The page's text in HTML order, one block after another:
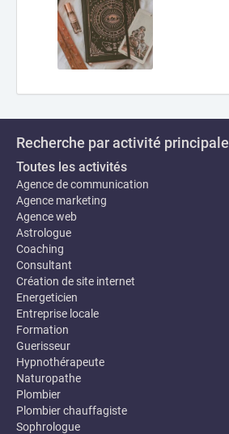
Recherche par activité principale
Toutes les activités
Agence de communication
Agence marketing
Agence web
Astrologue
Coaching
Consultant
Création de site internet
Energeticien
Entreprise locale
Formation
Guerisseur
Hypnothérapeute
Naturopathe
Plombier
Plombier chauffagiste
Sophrologue